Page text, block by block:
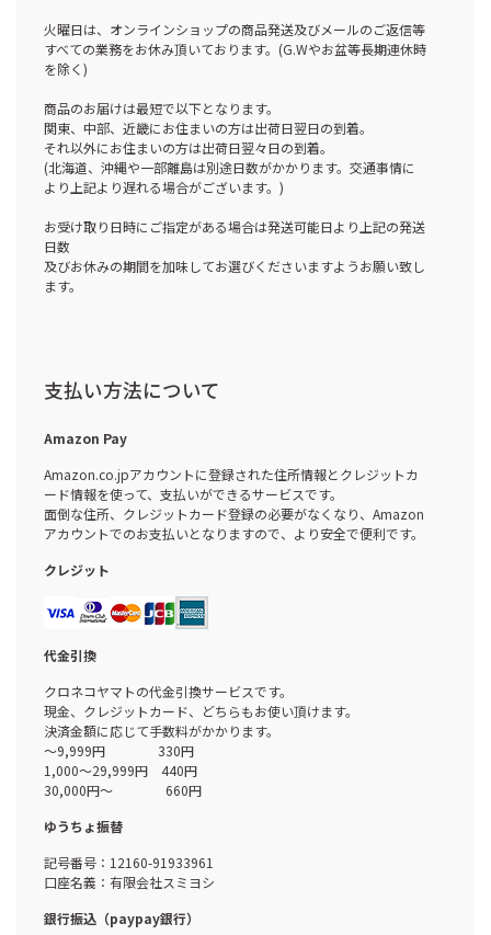
火曜日は、オンラインショップの商品発送及びメールのご返信等
すべての業務をお休み頂いております。(G.Wやお盆等長期連休時
を除く)
商品のお届けは最短で以下となります。
関東、中部、近畿にお住まいの方は出荷日翌日の到着。
それ以外にお住まいの方は出荷日翌々日の到着。
(北海道、沖縄や一部離島は別途日数がかかります。交通事情に
より上記より遅れる場合がございます。)
お受け取り日時にご指定がある場合は発送可能日より上記の発送
日数
及びお休みの期間を加味してお選びくださいますようお願い致し
ます。
支払い方法について
Amazon Pay
Amazon.co.jpアカウントに登録された住所情報とクレジットカ
ード情報を使って、支払いができるサービスです。
面倒な住所、クレジットカード登録の必要がなくなり、Amazon
アカウントでのお支払いとなりますので、より安全で便利です。
クレジット
代金引換
クロネコヤマトの代金引換サービスです。
現金、クレジットカード、どちらもお使い頂けます。
決済金額に応じて手数料がかかります。
～9,999円 330円
1,000～29,999円 440円
30,000円～ 660円
ゆうちょ振替
記号番号：12160-91933961
口座名義：有限会社スミヨシ
銀行振込（paypay銀行）